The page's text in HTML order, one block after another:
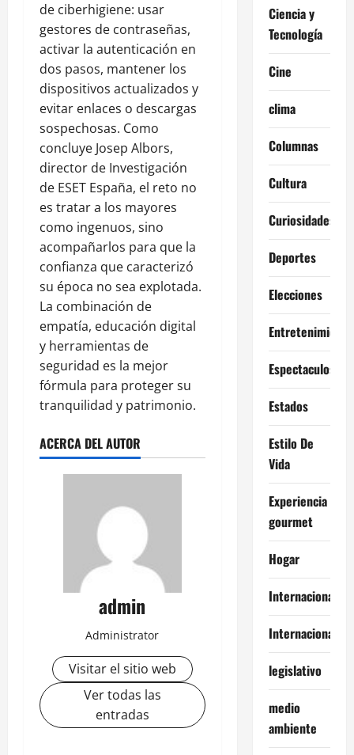
de ciberhigiene: usar
gestores de contraseñas,
activar la autenticación en
dos pasos, mantener los
dispositivos actualizados y
evitar enlaces o descargas
sospechosas. Como
concluye Josep Albors,
director de Investigación
de ESET España, el reto no
es tratar a los mayores
como ingenuos, sino
acompañarlos para que la
confianza que caracterizó
su época no sea explotada.
La combinación de
empatía, educación digital
y herramientas de
seguridad es la mejor
fórmula para proteger su
tranquilidad y patrimonio.
ACERCA DEL AUTOR
admin
Administrator
Visitar el sitio web
Ver todas las
entradas
Ciencia y
Tecnología
Cine
clima
Columnas
Cultura
Curiosidades
Deportes
Elecciones
Entretenimiento
Espectaculos
Estados
Estilo De
Vida
Experiencia
gourmet
Hogar
Internacional
Internacionales
legislativo
medio
ambiente